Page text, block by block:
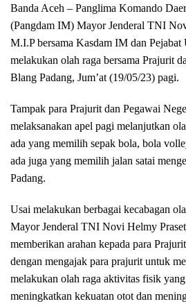
Banda Aceh – Panglima Komando
(Pangdam IM) Mayor Jenderal TNI
M.I.P bersama Kasdam IM dan
melakukan olah raga bersama Prajurit
Blang Padang, Jum’at (19/05/23) pagi.
Tampak para Prajurit dan Pegawai
melaksanakan apel pagi melanjutkan
ada yang memilih sepak bola, bola
ada juga yang memilih jalan satai
Padang.
Usai melakukan berbagai kecabagan
Mayor Jenderal TNI Novi Helmy
memberikan arahan kepada para
dengan mengajak para prajurit untuk
melakukan olah raga aktivitas fisik
meningkatkan kekuatan otot dan